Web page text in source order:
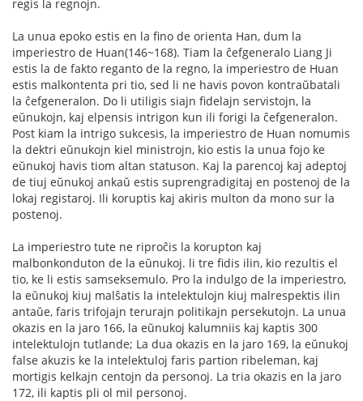
regis la regnojn.
La unua epoko estis en la fino de orienta Han, dum la
imperiestro de Huan(146~168). Tiam la ĉefgeneralo Liang Ji
estis la de fakto reganto de la regno, la imperiestro de Huan
estis malkontenta pri tio, sed li ne havis povon kontraŭbatali
la ĉefgeneralon. Do li utiligis siajn fidelajn servistojn, la
eŭnukojn, kaj elpensis intrigon kun ili forigi la ĉefgeneralon.
Post kiam la intrigo sukcesis, la imperiestro de Huan nomumis
la dektri eŭnukojn kiel ministrojn, kio estis la unua fojo ke
eŭnukoj havis tiom altan statuson. Kaj la parencoj kaj adeptoj
de tiuj eŭnukoj ankaŭ estis suprengradigitaj en postenoj de la
lokaj registaroj. Ili koruptis kaj akiris multon da mono sur la
postenoj.
La imperiestro tute ne riproĉis la korupton kaj
malbonkonduton de la eŭnukoj. li tre fidis ilin, kio rezultis el
tio, ke li estis samseksemulo. Pro la indulgo de la imperiestro,
la eŭnukoj kiuj malŝatis la intelektulojn kiuj malrespektis ilin
antaŭe, faris trifojajn terurajn politikajn persekutojn. La unua
okazis en la jaro 166, la eŭnukoj kalumniis kaj kaptis 300
intelektulojn tutlande; La dua okazis en la jaro 169, la eŭnukoj
false akuzis ke la intelektuloj faris partion ribeleman, kaj
mortigis kelkajn centojn da personoj. La tria okazis en la jaro
172, ili kaptis pli ol mil personoj.